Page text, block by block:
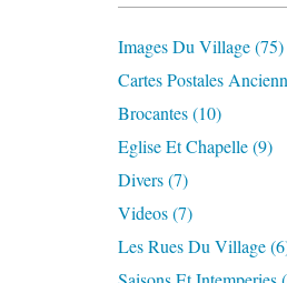
Images Du Village(75)
Cartes Postales
Brocantes(10)
Eglise Et Chapelle(9)
Divers(7)
Videos(7)
Les Rues Du Village